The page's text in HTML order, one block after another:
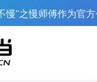
”之慢师傅作为官